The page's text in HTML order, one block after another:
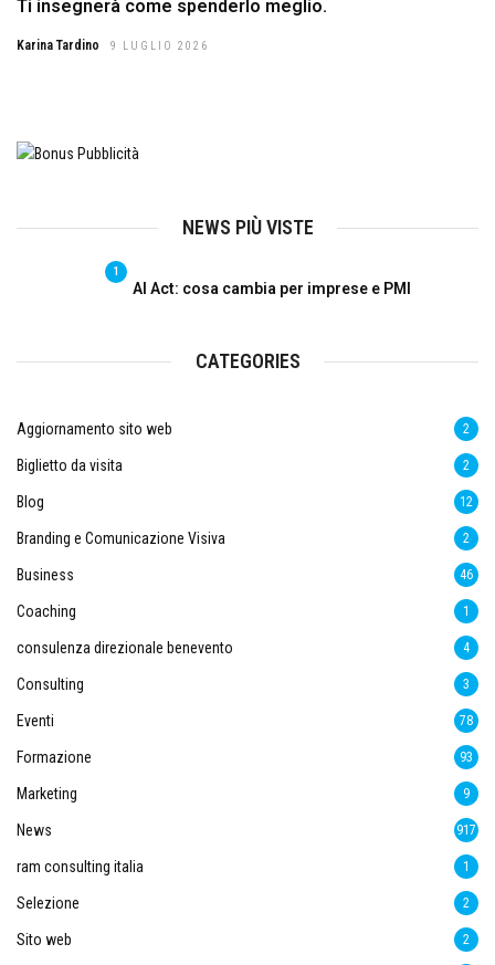
Ti insegnerà come spenderlo meglio.
Karina Tardino 9 LUGLIO 2026
NEWS PIÙ VISTE
1
AI Act: cosa cambia per imprese e PMI
CATEGORIES
Aggiornamento sito web 2
Biglietto da visita 2
Blog 12
Branding e Comunicazione Visiva 2
Business 46
Coaching 1
consulenza direzionale benevento 4
Consulting 3
Eventi 78
Formazione 93
Marketing 9
News 917
ram consulting italia 1
Selezione 2
Sito web 2